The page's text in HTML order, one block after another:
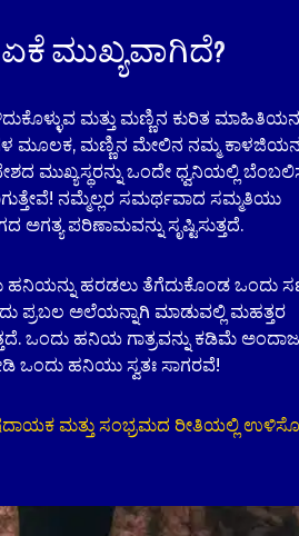
for soil in the form of a
(“the work”). The work may
may choose to display on
media handles. Students
appreciation towards their
outside of India and is not
from India.
must be the individual
Student.
and Copyright properties
by their respective owners
website or social
ಮುಖ್ಯವಾಗಿದೆ?
ಮತ್ತು ಮಣ್ಣಿನ ಕುರಿತ
ಮೂಲಕ, ಮಣ್ಣಿನ ಮೇಲಿನ ನಮ್ಮ
ಮುಖ್ಯಸ್ಥರನ್ನು ಒಂದೇ ಧ್ವನಿಯಲ್ಲಿ
ನಮ್ಮೆಲ್ಲರ ಸಮರ್ಥವಾದ ಸಮ್ಮತಿಯು
ಅಗತ್ಯ ಪರಿಣಾಮವನ್ನು ಸೃಷ್ಟಿಸುತ್ತದೆ.
ಹರಡಲು ತೆಗೆದುಕೊಂಡ ಒಂದು
ಪ್ರಬಲ ಅಲೆಯನ್ನಾಗಿ ಮಾಡುವಲ್ಲಿ ಮಹತ್ತರ
ಒಂದು ಹನಿಯ ಗಾತ್ರವನ್ನು ಕಡಿಮೆ
ಒಂದು ಹನಿಯು ಸ್ವತಃ ಸಾಗರವೆ!
ಮತ್ತು ಸಂಭ್ರಮದ ರೀತಿಯಲ್ಲಿ